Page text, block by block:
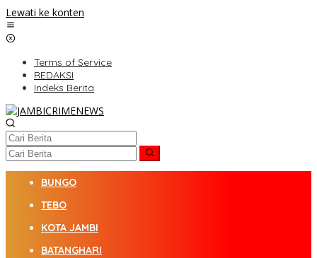
Lewati ke konten
Terms of Service
REDAKSI
Indeks Berita
BUNGO
TEBO
KOTA JAMBI
BATANGHARI